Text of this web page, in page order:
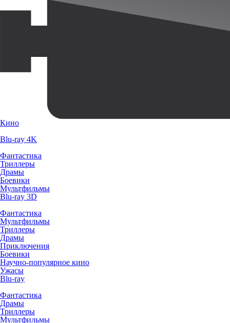
Кино
Blu-ray 4K
Фантастика
Триллеры
Драмы
Боевики
Мультфильмы
Blu-ray 3D
Фантастика
Мультфильмы
Триллеры
Драмы
Приключения
Боевики
Научно-популярное кино
Ужасы
Blu-ray
Фантастика
Драмы
Триллеры
Мультфильмы